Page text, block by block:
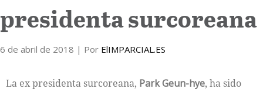
presidenta surcoreana
6 de abril de 2018 | Por ElIMPARCIAL.ES
La ex presidenta surcoreana, Park Geun-hye, ha sido